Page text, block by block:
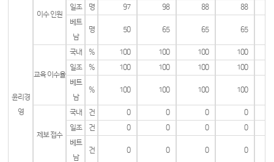
윤리경
영
이수 인원
일조
명 97 98 88
88
베트
남
명 50 65 65 65
교육 이수율
국내 % 100 100 100
100
일조
% 100 100 100
100
베트
남
% 100 100 100 100
제보 접수
국내 건 0 0 0
0
일조
건 0 0 0
0
베트
남
건 0 0 0 0